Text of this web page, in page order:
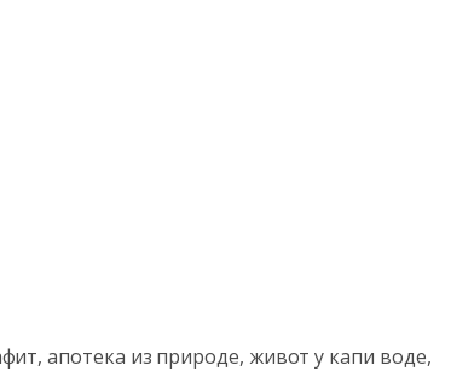
апотека из природе, живот у капи воде,